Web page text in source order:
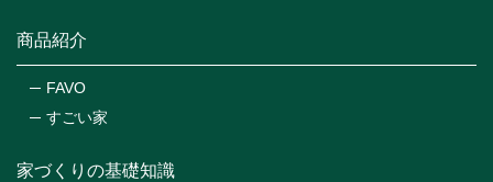
家づくりの基礎知識
商品紹介
FAVO
すごい家